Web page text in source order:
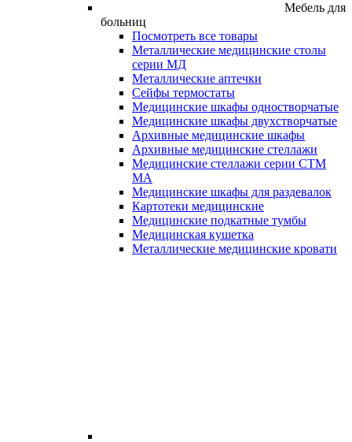
Мебель для
больниц
Посмотреть все товары
Металлические медицинские столы
серии МД
Металлические аптечки
Сейфы термостаты
Медицинские шкафы одностворчатые
Медицинские шкафы двухстворчатые
Архивные медицинские шкафы
Архивные медицинские стеллажи
Медицинские стеллажи серии СТМ
МА
Медицинские шкафы для раздевалок
Картотеки медицинские
Медицинские подкатные тумбы
Медицинская кушетка
Металлические медицинские кровати